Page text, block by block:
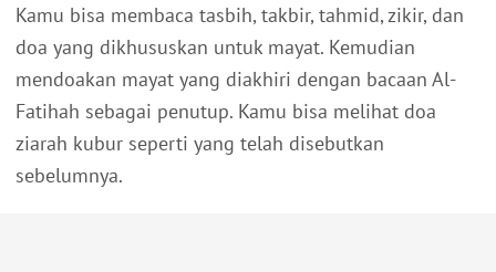
Kamu bisa membaca tasbih, takbir, tahmid, zikir, dan
doa yang dikhususkan untuk mayat. Kemudian
mendoakan mayat yang diakhiri dengan bacaan Al-
Fatihah sebagai penutup. Kamu bisa melihat doa
ziarah kubur seperti yang telah disebutkan
sebelumnya.